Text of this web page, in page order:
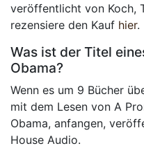
veröffentlicht von Koch,
rezensiere den Kauf hier.
Was ist der Titel
Obama?
Wenn es um 9 Bücher
mit dem Lesen von A
Obama, anfangen,
House Audio.